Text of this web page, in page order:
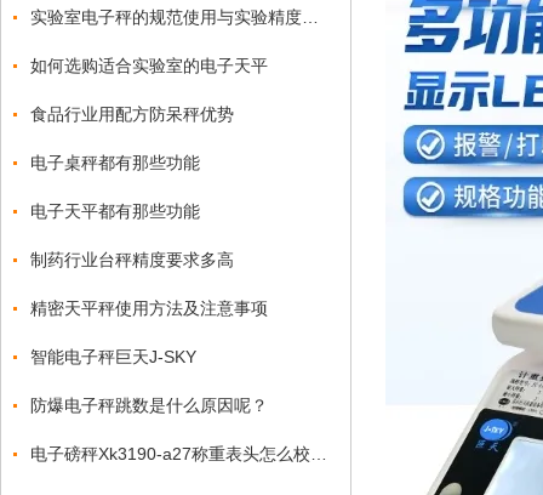
如何选购适合实验室的电子天平
食品行业用配方防呆秤优势
电子桌秤都有那些功能
电子天平都有那些功能
制药行业台秤精度要求多高
精密天平秤使用方法及注意事项
智能电子秤巨天J-SKY
防爆电子秤跳数是什么原因呢？